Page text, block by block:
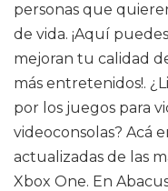
personas que
de vida. ¡Aquí
mejoran tu calidad
más entretenidos!.
por los juegos para
videoconsolas? Acá
actualizadas de las
Xbox One. En